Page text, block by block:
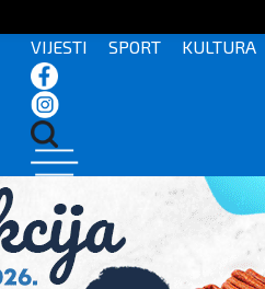
VIJESTI SPORT KULTURA